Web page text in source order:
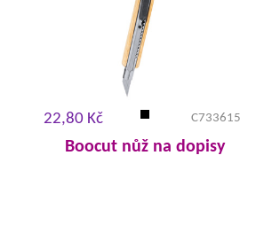
22,80 Kč C733615
Boocut nůž na dopisy